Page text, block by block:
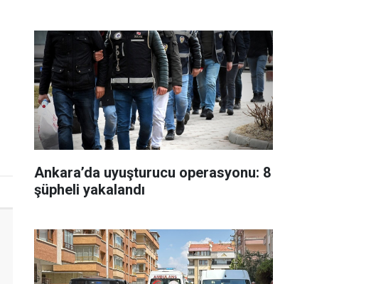
Ankara’da uyuşturucu operasyonu: 8
şüpheli yakalandı